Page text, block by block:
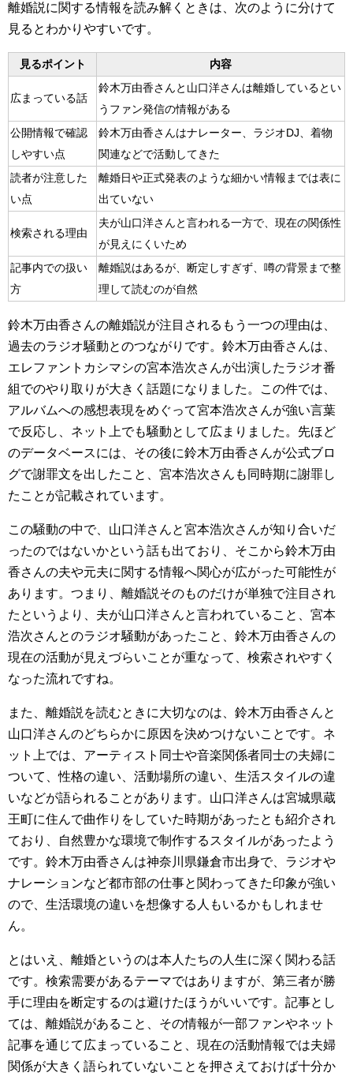
離婚説に関する情報を読み解くときは、次のように分けて
見るとわかりやすいです。
見るポイント 内容
広まっている話
鈴木万由香さんと山口洋さんは離婚しているとい
うファン発信の情報がある
公開情報で確認
しやすい点
鈴木万由香さんはナレーター、ラジオDJ、着物
関連などで活動してきた
読者が注意した
い点
離婚日や正式発表のような細かい情報までは表に
出ていない
検索される理由
夫が山口洋さんと言われる一方で、現在の関係性
が見えにくいため
記事内での扱い
方
離婚説はあるが、断定しすぎず、噂の背景まで整
理して読むのが自然
鈴木万由香さんの離婚説が注目されるもう一つの理由は、
過去のラジオ騒動とのつながりです。鈴木万由香さんは、
エレファントカシマシの宮本浩次さんが出演したラジオ番
組でのやり取りが大きく話題になりました。この件では、
アルバムへの感想表現をめぐって宮本浩次さんが強い言葉
で反応し、ネット上でも騒動として広まりました。先ほど
のデータベースには、その後に鈴木万由香さんが公式ブロ
グで謝罪文を出したこと、宮本浩次さんも同時期に謝罪し
たことが記載されています。
この騒動の中で、山口洋さんと宮本浩次さんが知り合いだ
ったのではないかという話も出ており、そこから鈴木万由
香さんの夫や元夫に関する情報へ関心が広がった可能性が
あります。つまり、離婚説そのものだけが単独で注目され
たというより、夫が山口洋さんと言われていること、宮本
浩次さんとのラジオ騒動があったこと、鈴木万由香さんの
現在の活動が見えづらいことが重なって、検索されやすく
なった流れですね。
また、離婚説を読むときに大切なのは、鈴木万由香さんと
山口洋さんのどちらかに原因を決めつけないことです。ネ
ット上では、アーティスト同士や音楽関係者同士の夫婦に
ついて、性格の違い、活動場所の違い、生活スタイルの違
いなどが語られることがあります。山口洋さんは宮城県蔵
王町に住んで曲作りをしていた時期があったとも紹介され
ており、自然豊かな環境で制作するスタイルがあったよう
です。鈴木万由香さんは神奈川県鎌倉市出身で、ラジオや
ナレーションなど都市部の仕事と関わってきた印象が強い
ので、生活環境の違いを想像する人もいるかもしれませ
ん。
とはいえ、離婚というのは本人たちの人生に深く関わる話
です。検索需要があるテーマではありますが、第三者が勝
手に理由を断定するのは避けたほうがいいです。記事とし
ては、離婚説があること、その情報が一部ファンやネット
記事を通じて広まっていること、現在の活動情報では夫婦
関係が大きく語られていないことを押さえておけば十分か